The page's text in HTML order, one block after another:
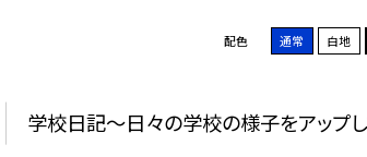
配色 通常 白地
学校日記～日々の学校の様子をアップ